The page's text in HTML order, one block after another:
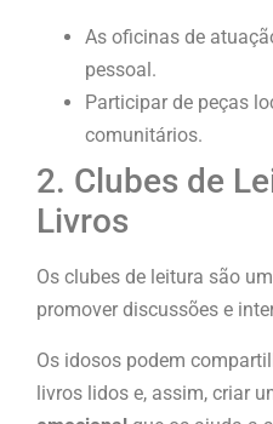
As oficinas de
pessoal.
Participar de peças
comunitários.
2. Clubes de
Livros
Os clubes de leitura são
promover discussões e
Os idosos podem
livros lidos e, assim, criar